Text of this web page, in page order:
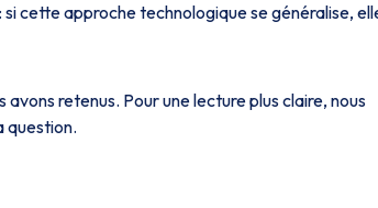
cette approche technologique se généralise,
avons retenus. Pour une lecture plus claire, nous
question.